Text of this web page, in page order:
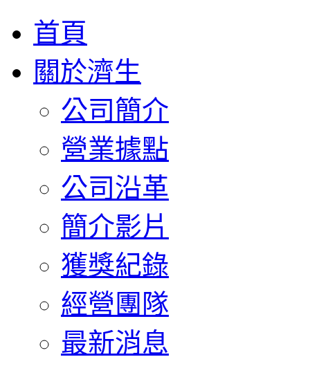
首頁
關於濟生
公司簡介
營業據點
公司沿革
簡介影片
獲獎紀錄
經營團隊
最新消息